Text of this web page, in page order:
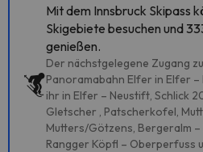
Mit dem Innsbruck Skipass
Skigebiete besuchen und
genießen.
Der nächstgelegene Zugang
Panoramabahn Elfer in Elfer
ihr in Elfer – Neustift, Schlick
Gletscher , Patscherkofel,
Mutters/Götzens, Bergeralm –
Rangger Köpfl – Oberperfuss